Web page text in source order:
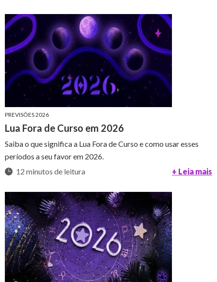
PREVISÕES 2026
Lua Fora de Curso em 2026
Saiba o que significa a Lua Fora de Curso e como usar esses
períodos a seu favor em 2026.
12 minutos de leitura
+ Leia mais